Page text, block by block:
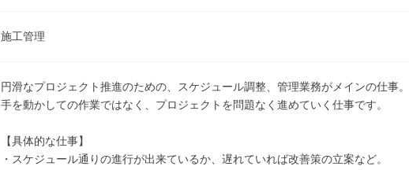
施工管理
円滑なプロジェクト推進のための、スケジュール調整、管理業務がメインの仕事。
手を動かしての作業ではなく、プロジェクトを問題なく進めていく仕事です。
【具体的な仕事】
・スケジュール通りの進行が出来ているか、遅れていれば改善策の立案など。